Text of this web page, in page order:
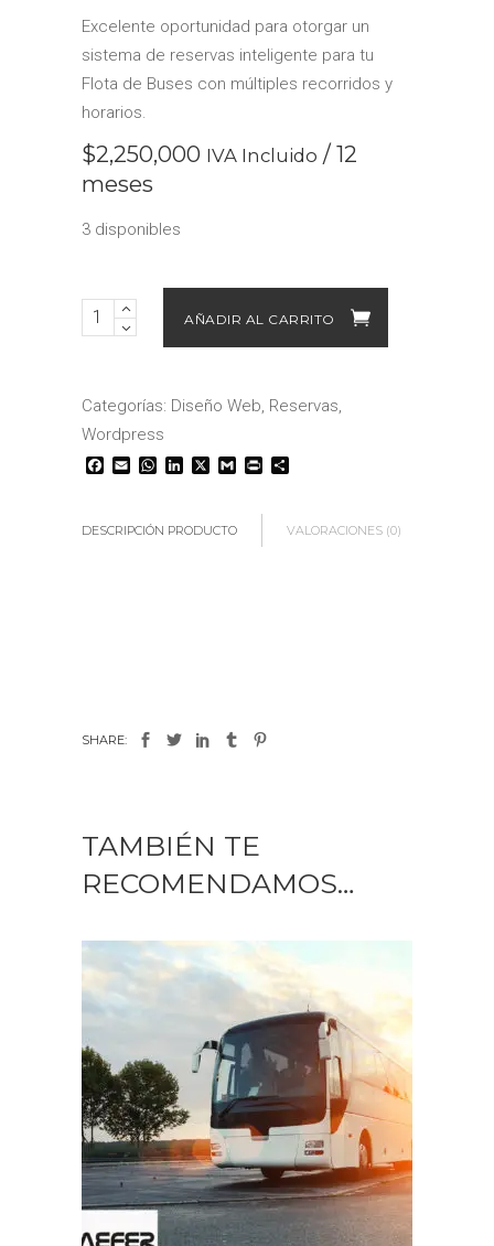
Excelente oportunidad para otorgar un
sistema de reservas inteligente para tu
Flota de Buses con múltiples recorridos y
horarios.
$2,250,000 IVA Incluido / 12
meses
3 disponibles
Sistema
de
Reservas
Buses
quantity
AÑADIR AL CARRITO
Categorías: Diseño Web, Reservas,
Wordpress
Facebook
EmailWhatsApp
LinkedIn
X GmailPrint
DESCRIPCIÓN PRODUCTO VALORACIONES (0)
SHARE:
TAMBIÉN TE
RECOMENDAMOS…